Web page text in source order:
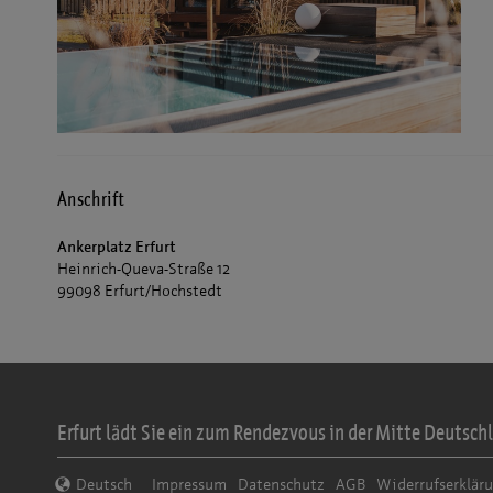
Anschrift
Ankerplatz Erfurt
Heinrich-Queva-Straße 12
99098 Erfurt/Hochstedt
Erfurt lädt Sie ein zum Rendezvous in der Mitte
Deutsch Impressum Datenschutz AGB